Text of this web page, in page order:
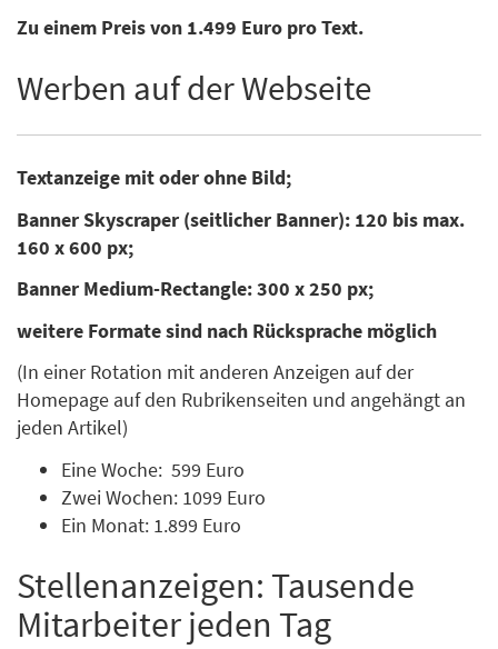
Zu einem Preis von 1.499 Euro pro Text.
Werben auf der Webseite
Textanzeige mit oder ohne Bild;
Banner Skyscraper (seitlicher Banner): 120 bis max.
160 x 600 px;
Banner Medium-Rectangle: 300 x 250 px;
weitere Formate sind nach Rücksprache möglich
(In einer Rotation mit anderen Anzeigen auf der
Homepage auf den Rubrikenseiten und angehängt an
jeden Artikel)
Eine Woche: 599 Euro
Zwei Wochen: 1099 Euro
Ein Monat: 1.899 Euro
Stellenanzeigen: Tausende
Mitarbeiter jeden Tag